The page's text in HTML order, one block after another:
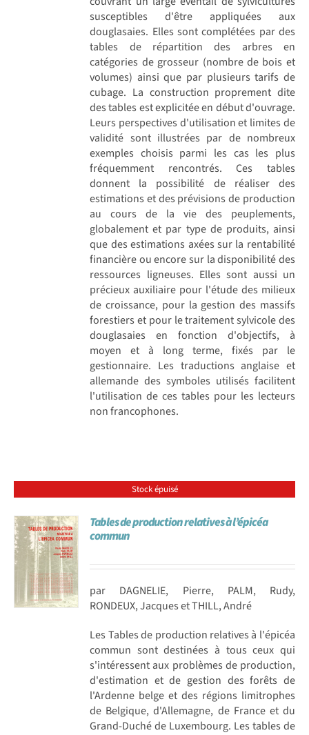
susceptibles d'être appliquées aux
douglasaies. Elles sont complétées par des
tables de répartition des arbres en
catégories de grosseur (nombre de bois et
volumes) ainsi que par plusieurs tarifs de
cubage. La construction proprement dite
des tables est explicitée en début d'ouvrage.
Leurs perspectives d'utilisation et limites de
validité sont illustrées par de nombreux
exemples choisis parmi les cas les plus
fréquemment rencontrés. Ces tables
donnent la possibilité de réaliser des
estimations et des prévisions de production
au cours de la vie des peuplements,
globalement et par type de produits, ainsi
que des estimations axées sur la rentabilité
financière ou encore sur la disponibilité des
ressources ligneuses. Elles sont aussi un
précieux auxiliaire pour l'étude des milieux
de croissance, pour la gestion des massifs
forestiers et pour le traitement sylvicole des
douglasaies en fonction d'objectifs, à
moyen et à long terme, fixés par le
gestionnaire. Les traductions anglaise et
allemande des symboles utilisés facilitent
l'utilisation de ces tables pour les lecteurs
non francophones.
Stock épuisé
Tables de production relatives à l’épicéa
commun
par DAGNELIE, Pierre, PALM, Rudy,
RONDEUX, Jacques et THILL, André
Les Tables de production relatives à l'épicéa
commun sont destinées à tous ceux qui
s'intéressent aux problèmes de production,
d'estimation et de gestion des forêts de
l'Ardenne belge et des régions limitrophes
de Belgique, d'Allemagne, de France et du
Grand-Duché de Luxembourg. Les tables de